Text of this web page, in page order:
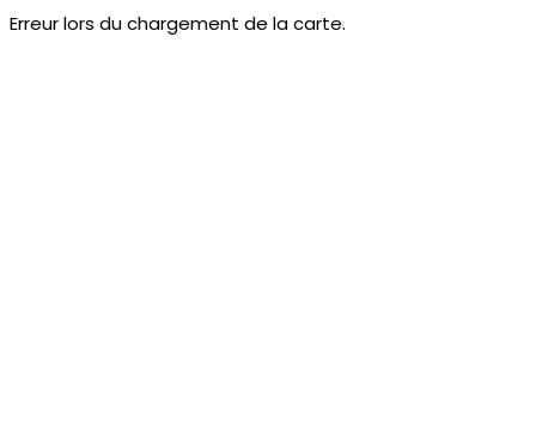
Erreur lors du chargement de la carte.